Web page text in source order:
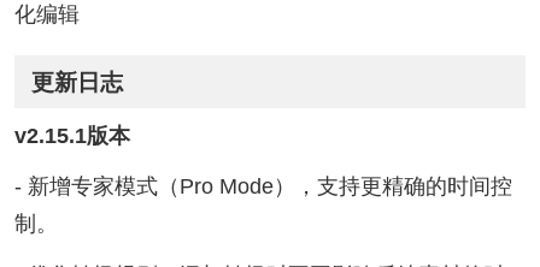
化编辑
更新日志
v2.15.1版本
- 新增专家模式（Pro Mode），支持更精确的时间控
制。